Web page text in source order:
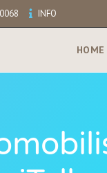
INFO
HOME